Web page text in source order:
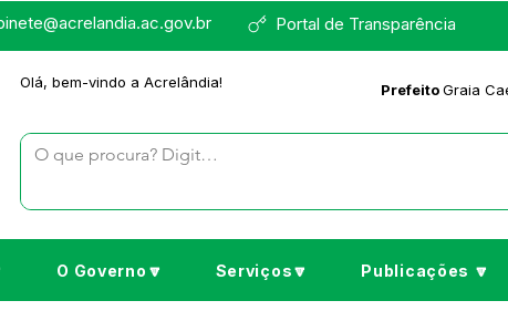
Portal de Transparência
Olá, bem-vindo a Acrelândia! PrefeitoGraia
O Governo🔽 Serviços🔽 Publicações 🔽